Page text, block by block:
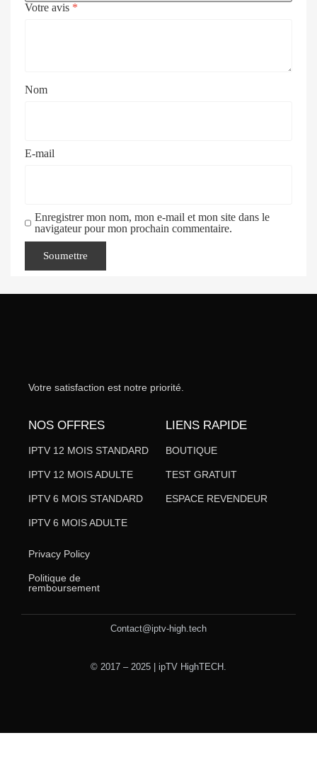
Votre avis *
Nom
E-mail
Enregistrer mon nom, mon e-mail et mon site dans le
navigateur pour mon prochain commentaire.
Votre satisfaction est notre priorité.
NOS OFFRES
IPTV 12 MOIS STANDARD
IPTV 12 MOIS ADULTE
IPTV 6 MOIS STANDARD
IPTV 6 MOIS ADULTE
LIENS RAPIDE
BOUTIQUE
TEST GRATUIT
ESPACE REVENDEUR
Privacy Policy
Politique de
remboursement
Contact@iptv-high.tech
© 2017 – 2025 | ipTV HighTECH.